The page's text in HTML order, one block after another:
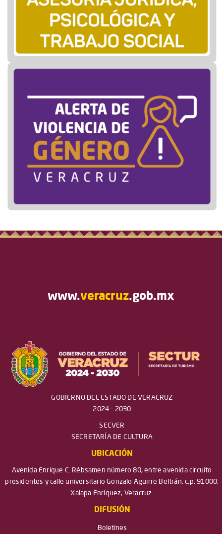
www.veracruz.gob.mx
GOBIERNO DEL ESTADO DE VERACRUZ
2024 - 2030
SECVER
SECRETARÍA DE CULTURA
UBICACIÓN
Avenida Enrique C. Rébsamen número 80, entre avenida circuito
presidentes y calle universitario Gonzalo Aguirre Beltrán, c.p. 91000,
Xalapa Enríquez, Veracruz.
DIFUSIÓN
Boletines